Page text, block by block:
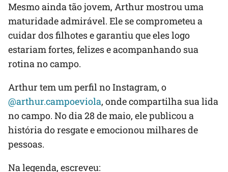
Mesmo ainda tão jovem, Arthur mostrou uma
maturidade admirável. Ele se comprometeu a
cuidar dos filhotes e garantiu que eles logo
estariam fortes, felizes e acompanhando sua
rotina no campo.
Arthur tem um perfil no Instagram, o
@arthur.campoeviola, onde compartilha sua lida
no campo. No dia 28 de maio, ele publicou a
história do resgate e emocionou milhares de
pessoas.
Na legenda, escreveu: